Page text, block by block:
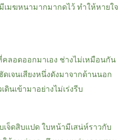
เมฆหนามากมากดไว้ ทำให้หายใจ
คลอดออกมาเอง ช่างไม่เหมือนกัน
ดเจนเสียงหนึ่งดังมาจากด้านนอก
ดินเข้ามาอย่างไม่เร่งรีบ
เจ็ดสิบแปด ใบหน้ามีเสน่ห์ราวกับ